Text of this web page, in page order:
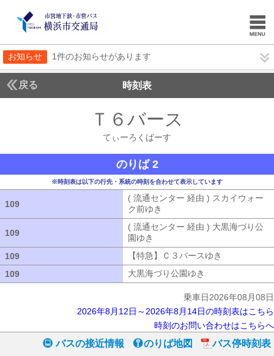
お知らせ 1件のお知らせがあります
戻る 時刻表
Ｔ６バース
てぃーろくばーす
のりば 2
※時刻表は以下の行先・系統の時刻を合わせて表示しています
109
( 流通センター 経由 ) スカイウォー
ク前ゆき
109
( 流通センター 経由 ) 大黒海づり公
園ゆき
109
【特急】Ｃ３バースゆき
109
大黒海づり公園ゆき
乗車日2026年08月08日
2026年8月12日～2026年8月14日の時刻表はこちら
時刻のお問い合わせはこちらへ
バスの接近情報 のりば地図
バス停時刻表